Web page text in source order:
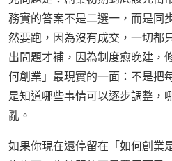
務實的答案不是二選一，而是同
然要跑，因為沒有成交，一切都
出問題才補，因為制度愈晚建，
何創業」最現實的一面：不是把
是知道哪些事情可以逐步調整，
亂。
如果你現在還停留在「如何創業